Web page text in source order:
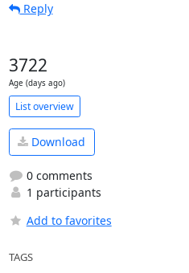
Reply
3722
Age (days ago)
List overview
Download
0 comments
1 participants
Add to favorites
TAGS